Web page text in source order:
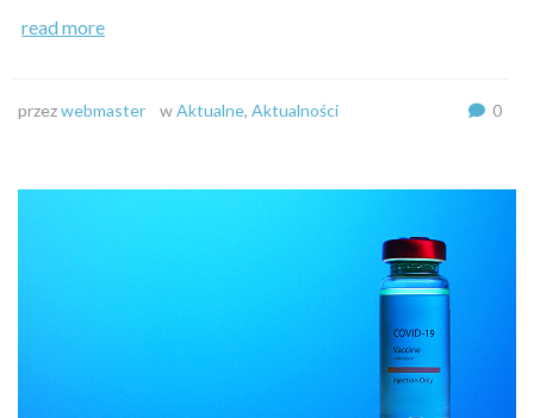
read more
przezwebmaster wAktualne, Aktualności 0